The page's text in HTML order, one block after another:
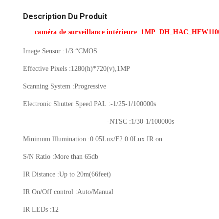
Description Du Produit
caméra de surveillance intérieure 1MP
Image Sensor :1/3 “CMOS
Effective Pixels :1280(h)*720(v),1MP
Scanning System :Progressive
Electronic Shutter Speed PAL :-1/25-1/100000s
-NTSC :1/30-1/100000s
Minimum lllumination :0.05Lux/F2.0 0Lux IR on
S/N Ratio :More than 65db
IR Distance :Up to 20m(66feet)
IR On/Off control :Auto/Manual
IR LEDs :12